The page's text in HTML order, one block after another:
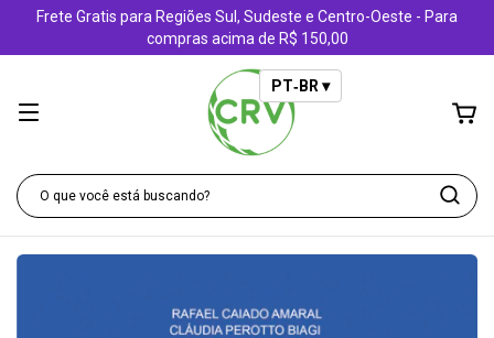
Frete Gratis para Regiões Sul, Sudeste e Centro-Oeste - Para
compras acima de R$ 150,00
PT‑BR ▾